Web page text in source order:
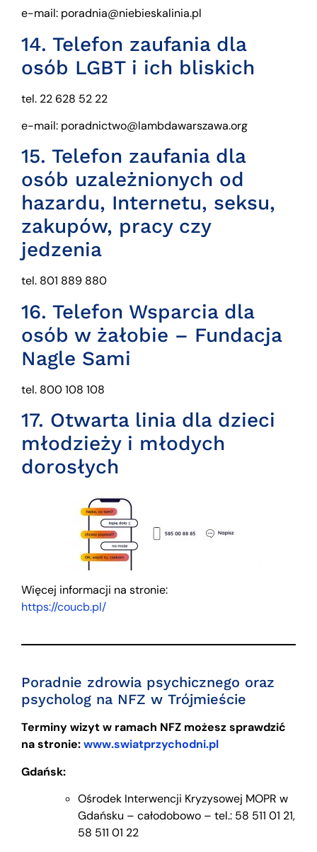
e-mail: poradnia@niebieskalinia.pl
14. Telefon zaufania dla
osób LGBT i ich bliskich
tel. 22 628 52 22
e-mail: poradnictwo@lambdawarszawa.org
15. Telefon zaufania dla
osób uzależnionych od
hazardu, Internetu, seksu,
zakupów, pracy czy
jedzenia
tel. 801 889 880
16. Telefon Wsparcia dla
osób w żałobie – Fundacja
Nagle Sami
tel. 800 108 108
17. Otwarta linia dla dzieci
młodzieży i młodych
dorosłych
Więcej informacji na stronie:
https://coucb.pl/
Poradnie zdrowia psychicznego oraz
psycholog na NFZ w Trójmieście
Terminy wizyt w ramach NFZ możesz sprawdzić
na stronie:www.swiatprzychodni.pl
Gdańsk:
Ośrodek Interwencji Kryzysowej MOPR w
Gdańsku – całodobowo – tel.: 58 511 01 21,
58 511 01 22